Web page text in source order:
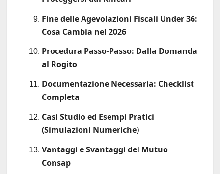
Fine delle Agevolazioni Fiscali Under 36:
Cosa Cambia nel 2026
Procedura Passo-Passo: Dalla Domanda
al Rogito
Documentazione Necessaria: Checklist
Completa
Casi Studio ed Esempi Pratici
(Simulazioni Numeriche)
Vantaggi e Svantaggi del Mutuo
Consap